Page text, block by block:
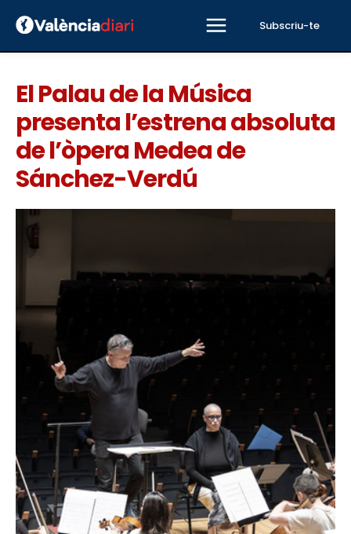
Subscriu-te
El Palau de la Música
presenta l’estrena absoluta
de l’òpera Medea de
Sánchez-Verdú